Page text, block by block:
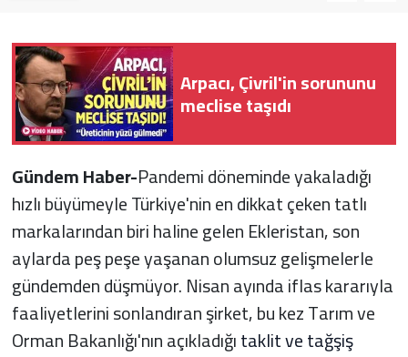
Arpacı, Çivril'in sorununu
meclise taşıdı
Gündem Haber-Pandemi döneminde yakaladığı
hızlı büyümeyle Türkiye'nin en dikkat çeken tatlı
markalarından biri haline gelen Ekleristan, son
aylarda peş peşe yaşanan olumsuz gelişmelerle
gündemden düşmüyor. Nisan ayında iflas kararıyla
faaliyetlerini sonlandıran şirket, bu kez Tarım ve
Orman Bakanlığı'nın açıkladığıtaklit ve tağşiş